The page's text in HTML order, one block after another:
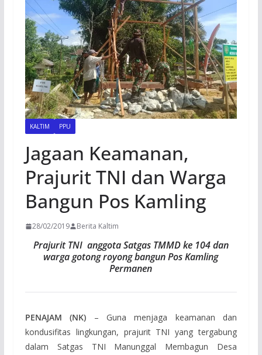
KALTIM PPU
Jagaan Keamanan,
Prajurit TNI dan Warga
Bangun Pos Kamling
28/02/2019 Berita Kaltim
Prajurit TNI anggota Satgas TMMD ke 104 dan
warga gotong royong bangun Pos Kamling
Permanen
PENAJAM (NK) – Guna menjaga keamanan dan
kondusifitas lingkungan, prajurit TNI yang tergabung
dalam Satgas TNI Manunggal Membagun Desa